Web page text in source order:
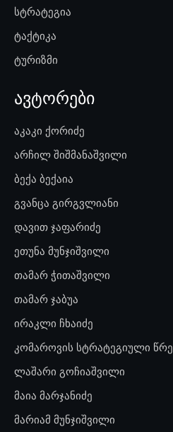
სტრატეგია
ტაქტიკა
ტურიზმი
ავტორები
აკაკი ქორიძე
არჩილ შიშმანაშვილი
ბექა ბექაია
გვანცა გირგვლიანი
დავით ჯაფარიძე
ეთუნა მუნჯიშვილი
თამარ ჭითაშვილი
თამარ ჯაბუა
ირაკლი ჩხაიძე
კომაროვის სტრატეგიული წრე
ლაშარი გოჩიაშვილი
მაია მარჯანიძე
მარიამ მუნჯიშვილი